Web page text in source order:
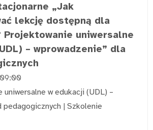
„Jak
lekcję dostępną dla
uniwersalne
– wprowadzenie” dla
uniwersalne w edukacji (UDL) –
pedagogicznych | Szkolenie